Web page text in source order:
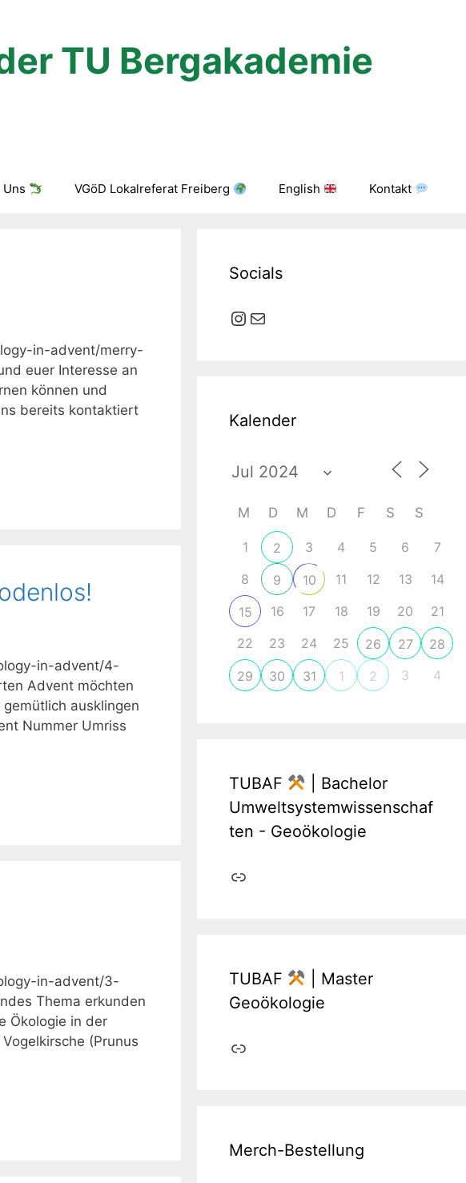
TU Bergakademie
Uns VGöD Lokalreferat Freiberg English Kontakt
in-advent/merry-
euer Interesse an
können und
bereits kontaktiert
in-advent/4-
Advent möchten
ausklingen
Nummer Umriss
in-advent/3-
Thema erkunden
Ökologie in der
(Prunus
Socials
Instagram
E-Mail
Kalender
M D M D F S S
1 2 3 4 5 6
7
8
9 10 11 12 13 14
15 16 17 18 19 20
21
22
23 24 25 26 27
28
29
30 31 1 2 3 4
TUBAF
| Bachelor
Umweltsystemwissenschaf
ten - Geoökologie
Link
TUBAF
| Master
Geoökologie
Link
Merch-Bestellung